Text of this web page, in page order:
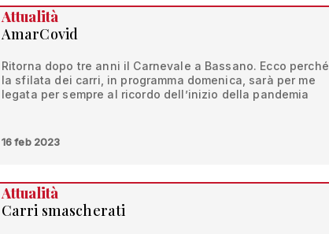
Attualità
AmarCovid
Ritorna dopo tre anni il Carnevale a Bassano. Ecco perché
la sfilata dei carri, in programma domenica, sarà per me
legata per sempre al ricordo dell’inizio della pandemia
16 feb 2023
Attualità
Carri smascherati